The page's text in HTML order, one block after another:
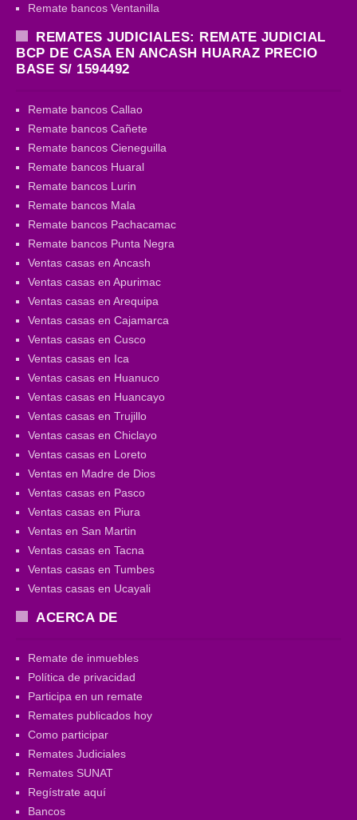
Remate bancos Ventanilla
REMATES JUDICIALES: REMATE JUDICIAL
BCP DE CASA EN ANCASH HUARAZ PRECIO
BASE S/ 1594492
Remate bancos Callao
Remate bancos Cañete
Remate bancos Cieneguilla
Remate bancos Huaral
Remate bancos Lurin
Remate bancos Mala
Remate bancos Pachacamac
Remate bancos Punta Negra
Ventas casas en Ancash
Ventas casas en Apurimac
Ventas casas en Arequipa
Ventas casas en Cajamarca
Ventas casas en Cusco
Ventas casas en Ica
Ventas casas en Huanuco
Ventas casas en Huancayo
Ventas casas en Trujillo
Ventas casas en Chiclayo
Ventas casas en Loreto
Ventas en Madre de Dios
Ventas casas en Pasco
Ventas casas en Piura
Ventas en San Martin
Ventas casas en Tacna
Ventas casas en Tumbes
Ventas casas en Ucayali
ACERCA DE
Remate de inmuebles
Política de privacidad
Participa en un remate
Remates publicados hoy
Como participar
Remates Judiciales
Remates SUNAT
Regístrate aquí
Bancos